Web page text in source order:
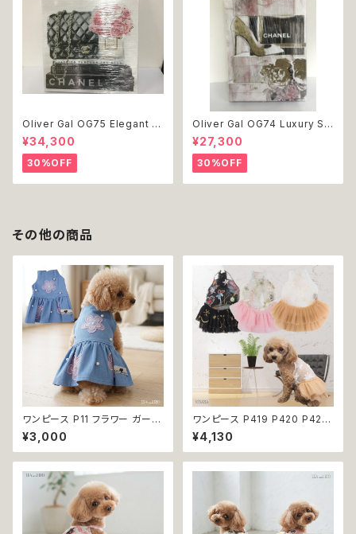
Oliver Gal OG75 Elegant E
ssentials Paris 絵 アート イ
ンテリア お祝い 贈り物 プレゼ
ント 結婚 新築 開店 周年 バー
スデイ 誕生日 ご褒美
¥34,300
30%OFF
Oliver Gal OG74 Luxury St
acked Shoes Rose Giftbo
x 絵 アート インテリア お祝い
贈り物 プレゼント 結婚 新築 開
店 周年 バースデイ 誕生日 ご褒
美
¥27,300
30%OFF
その他の商品
ワンピース P11 フラワー ガーリ
ー かわいい ドッグウェア dog
犬 猫 ペット 服 犬服 猫服 小型
犬 返品交換不可
¥3,000
ワンピース P419 P420 P421
シースルー ピンク ブラック ゴー
ルド ドッグウェア 春夏 ドッグウ
エア ドッグ ウェア 犬 猫 ペット
洋服 小型 おしゃれ かわいい 送
¥4,130